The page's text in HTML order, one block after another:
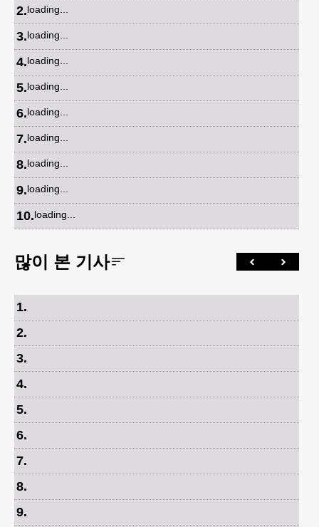
2.loading...
3.loading...
4.loading...
5.loading...
6.loading...
7.loading...
8.loading...
9.loading...
10.loading...
많이 본 기사
1.
2.
3.
4.
5.
6.
7.
8.
9.